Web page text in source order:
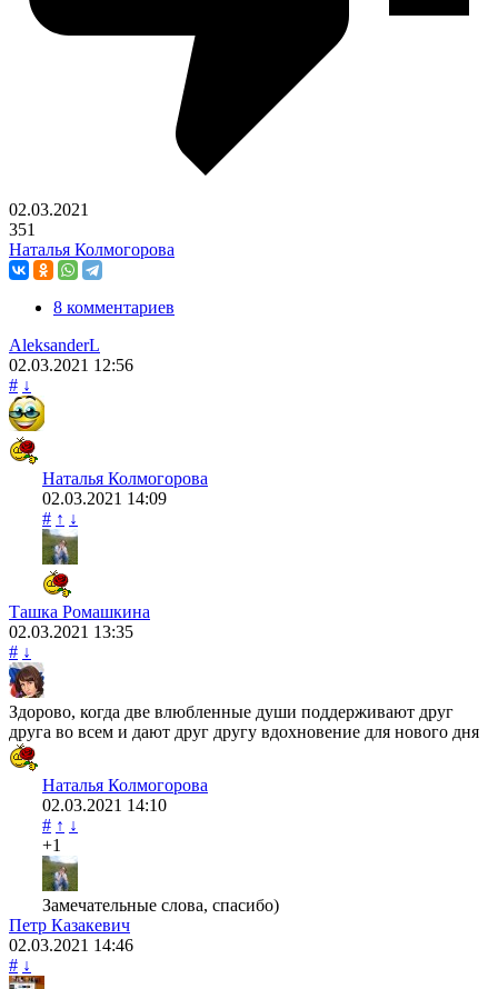
02.03.2021
351
Наталья Колмогорова
8 комментариев
AleksanderL
02.03.2021 12:56
# ↓
Наталья Колмогорова
02.03.2021 14:09
# ↑ ↓
Ташка Ромашкина
02.03.2021 13:35
# ↓
Здорово, когда две влюбленные души поддерживают друг
друга во всем и дают друг другу вдохновение для нового дня
Наталья Колмогорова
02.03.2021 14:10
# ↑ ↓
+1
Замечательные слова, спасибо)
Петр Казакевич
02.03.2021 14:46
# ↓